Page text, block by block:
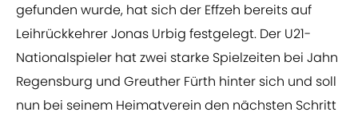
gefunden wurde, hat sich der Effzeh bereits auf
Leihrückkehrer Jonas Urbig festgelegt. Der U21-
Nationalspieler hat zwei starke Spielzeiten bei Jahn
Regensburg und Greuther Fürth hinter sich und soll
nun bei seinem Heimatverein den nächsten Schritt